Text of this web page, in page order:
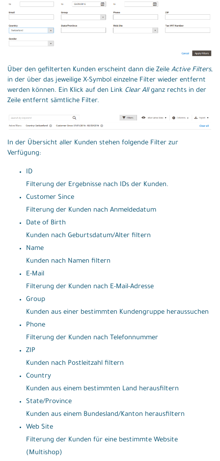
Über den gefilterten Kunden erscheint dann die Zeile Active Filters,
in der über das jeweilige X-Symbol einzelne Filter wieder entfernt
werden können. Ein Klick auf den Link Clear Allganz rechts in der
Zeile entfernt sämtliche Filter.
In der Übersicht aller Kunden stehen folgende Filter zur
Verfügung:
ID
Filterung der Ergebnisse nach IDs der Kunden.
Customer Since
Filterung der Kunden nach Anmeldedatum
Date of Birth
Kunden nach Geburtsdatum/Alter filtern
Name
Kunden nach Namen filtern
E-Mail
Filterung der Kunden nach E-Mail-Adresse
Group
Kunden aus einer bestimmten Kundengruppe heraussuchen
Phone
Filterung der Kunden nach Telefonnummer
ZIP
Kunden nach Postleitzahl filtern
Country
Kunden aus einem bestimmten Land herausfiltern
State/Province
Kunden aus einem Bundesland/Kanton herausfiltern
Web Site
Filterung der Kunden für eine bestimmte Website
(Multishop)